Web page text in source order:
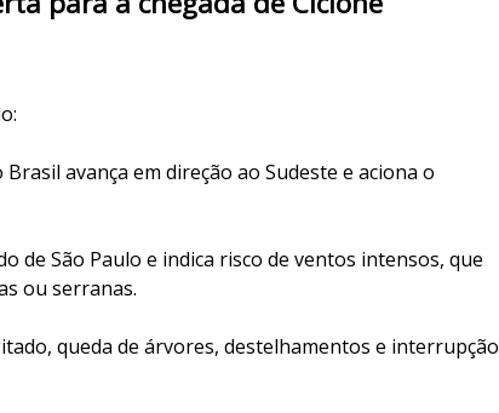
avança em direção ao Sudeste e aciona o
de São Paulo e indica risco de ventos intensos, que
ou serranas.
queda de árvores, destelhamentos e interrupção